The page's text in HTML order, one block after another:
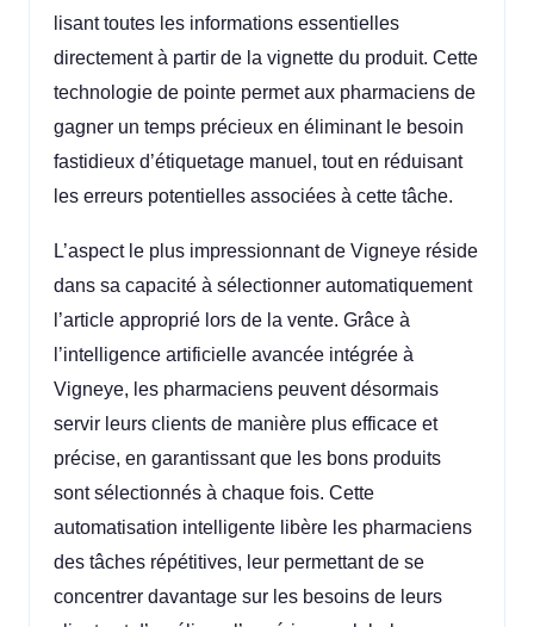
lisant toutes les informations essentielles
directement à partir de la vignette du produit. Cette
technologie de pointe permet aux pharmaciens de
gagner un temps précieux en éliminant le besoin
fastidieux d’étiquetage manuel, tout en réduisant
les erreurs potentielles associées à cette tâche.
L’aspect le plus impressionnant de Vigneye réside
dans sa capacité à sélectionner automatiquement
l’article approprié lors de la vente. Grâce à
l’intelligence artificielle avancée intégrée à
Vigneye, les pharmaciens peuvent désormais
servir leurs clients de manière plus efficace et
précise, en garantissant que les bons produits
sont sélectionnés à chaque fois. Cette
automatisation intelligente libère les pharmaciens
des tâches répétitives, leur permettant de se
concentrer davantage sur les besoins de leurs